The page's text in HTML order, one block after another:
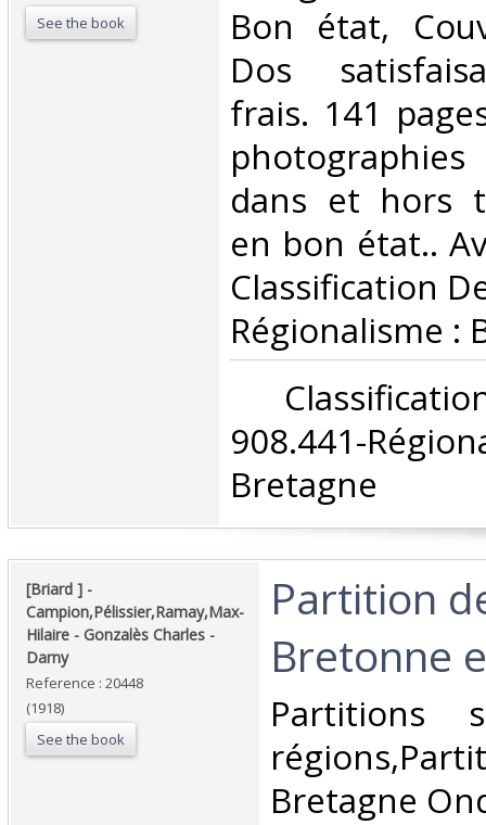
See the book
Bon état,
Dos
frais. 141
dans et hors
en bon état..
Classification
Régionalisme :
908.441-
Bretagne‎
‎[Briard ] - ‎
‎Campion,Pélissier,Ramay,Max-
Hilaire - Gonzalès Charles -
Darny‎
Reference : 20448
(1918)
See the book
‎Partition
Bretonne
‎Partitions
Bretagne